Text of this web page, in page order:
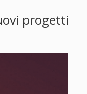
progetti